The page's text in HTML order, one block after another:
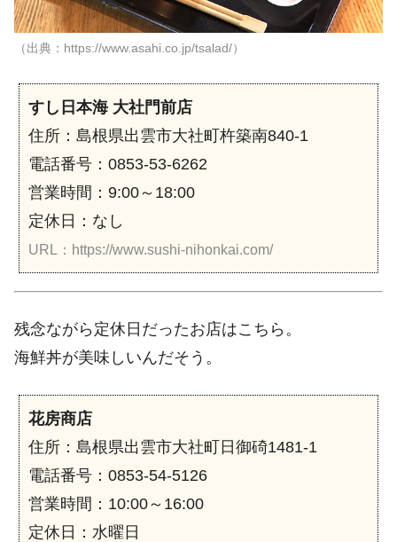
（出典：https://www.asahi.co.jp/tsalad/）
すし日本海 大社門前店
住所：島根県出雲市大社町杵築南840-1
電話番号：0853-53-6262
営業時間：9:00～18:00
定休日：なし
URL：https://www.sushi-nihonkai.com/
残念ながら定休日だったお店はこちら。
海鮮丼が美味しいんだそう。
花房商店
住所：島根県出雲市大社町日御碕1481-1
電話番号：0853-54-5126
営業時間：10:00～16:00
定休日：水曜日